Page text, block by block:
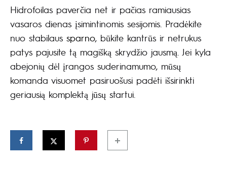
Hidrofoilas paverčia net ir pačias ramiausias
vasaros dienas įsimintinomis sesijomis. Pradėkite
nuo stabilaus sparno, būkite kantrūs ir netrukus
patys pajusite tą magišką skrydžio jausmą. Jei kyla
abejonių dėl įrangos suderinamumo, mūsų
komanda visuomet pasiruošusi padėti išsirinkti
geriausią komplektą jūsų startui.